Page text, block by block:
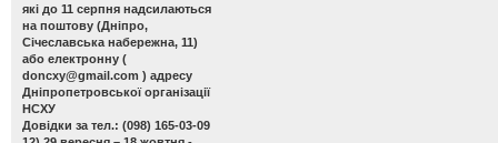
які до 11 серпня надсилаються
на поштову (Дніпро,
Січеславська набережна, 11)
або електронну (
doncxy@gmail.com ) адресу
Дніпропетровської організації
НСХУ
Довідки за тел.: (098) 165-03-09